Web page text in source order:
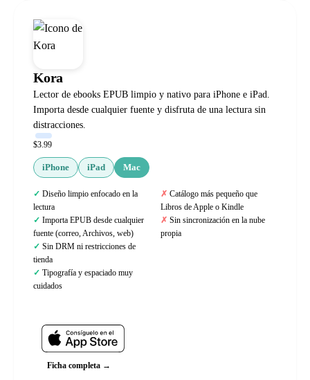
Kora
Lector de ebooks EPUB limpio y nativo para iPhone e iPad.
Importa desde cualquier fuente y disfruta de una lectura sin
distracciones.
$3.99
iPhone iPad Mac
Diseño limpio enfocado en la
lectura
Importa EPUB desde cualquier
fuente (correo, Archivos, web)
Sin DRM ni restricciones de
tienda
Tipografía y espaciado muy
cuidados
Catálogo más pequeño que
Libros de Apple o Kindle
Sin sincronización en la nube
propia
Ficha completa →